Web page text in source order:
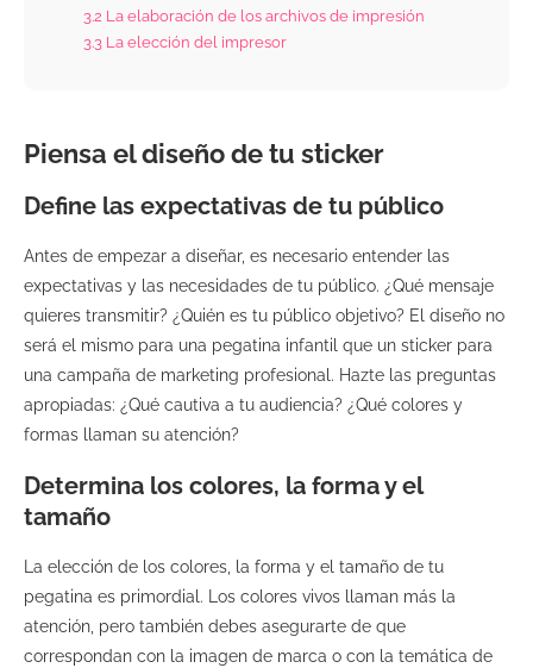
3.2 La elaboración de los archivos de impresión
3.3 La elección del impresor
Piensa el diseño de tu sticker
Define las expectativas de tu público
Antes de empezar a diseñar, es necesario entender las
expectativas y las necesidades de tu público. ¿Qué mensaje
quieres transmitir? ¿Quién es tu público objetivo? El diseño no
será el mismo para una pegatina infantil que un sticker para
una campaña de marketing profesional. Hazte las preguntas
apropiadas: ¿Qué cautiva a tu audiencia? ¿Qué colores y
formas llaman su atención?
Determina los colores, la forma y el
tamaño
La elección de los colores, la forma y el tamaño de tu
pegatina es primordial. Los colores vivos llaman más la
atención, pero también debes asegurarte de que
correspondan con la imagen de marca o con la temática de